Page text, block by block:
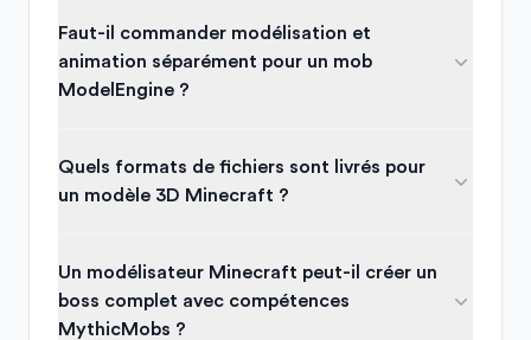
Faut-il commander modélisation et
animation séparément pour un mob
ModelEngine ?
Quels formats de fichiers sont livrés pour
un modèle 3D Minecraft ?
Un modélisateur Minecraft peut-il créer un
boss complet avec compétences
MythicMobs ?